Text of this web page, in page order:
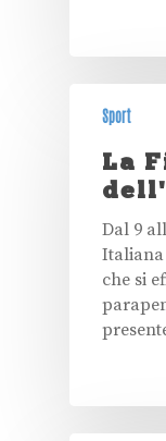
Sport
La
Dal 9
Italiana
che si